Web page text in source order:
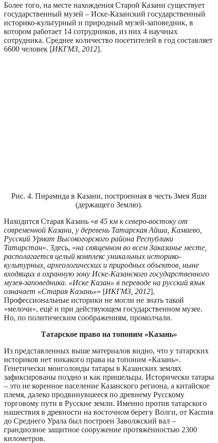
Более того, на месте нахождения Старой Казани существует
государственный музей – Иске-Казанский государственный
историко-культурный и природный музей-заповедник, в
котором работает 14 сотрудников, из них 4 научных
сотрудника. Среднее количество посетителей в год составляет
6600 человек [ИКГМЗ, 2012].
Рис. 4. Пирамида в Казани, построенная в честь Змея Яши
(держащего Землю).
Находится Старая Казань «в 45 км к северо-востоку от
современной Казани, у деревень Татарская Айша, Камаево,
Русский Урмат Высокогорского района Республики
Татарстан». Здесь, «на священном во всем Заказанье месте,
располагается целый комплекс уникальных историко-
культурных, археологических и природных объектов, ныне
входящих в охранную зону Иске-Казанского государственного
музея-заповедника. «Иске Казан» в переводе на русский язык
означает «Старая Казань»» [ИКГМЗ, 2012].
Профессиональные историки не могли не знать такой
«мелочи», ещё и при действующем государственном музее.
Но, по политическим соображениям, промолчали.
Татарское право на топоним «Казань»
Из представленных выше материалов видно, что у татарских
историков нет никакого права на топоним «Казань».
Генетически монголоиды татары в Казанских землях
зафиксированы поздно и как пришельцы. Исторически татары
– это не коренное население Казанского региона, а китайское
племя, далеко продвинувшееся по древнему Русскому
торговому пути в Русские земли. Именно против татарского
нашествия в древности на восточном берегу Волги, от Каспия
до Среднего Урала был построен Заволжский вал –
грандиозное защитное сооружение протяжённостью 2300
километров.